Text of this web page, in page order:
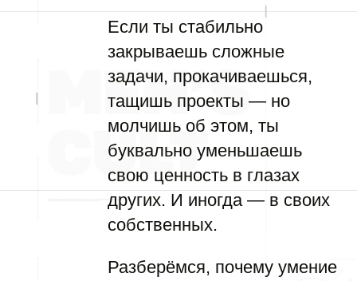
Если ты стабильно
закрываешь сложные
задачи, прокачиваешься,
тащишь проекты — но
молчишь об этом, ты
буквально уменьшаешь
свою ценность в глазах
других. И иногда — в своих
собственных.
Разберёмся, почему умение